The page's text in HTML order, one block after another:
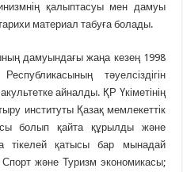
қалыптасуы мен дамуы
материал табуға болады.
дамуындағы жаңа кезең 1998
тәуелсіздігін
айналды. ҚР Үкіметінің
институты Қазақ мемлекеттік
болып қайта құрылды және
тікелей қатысы бар мынадай
және Туризм экономикасы;